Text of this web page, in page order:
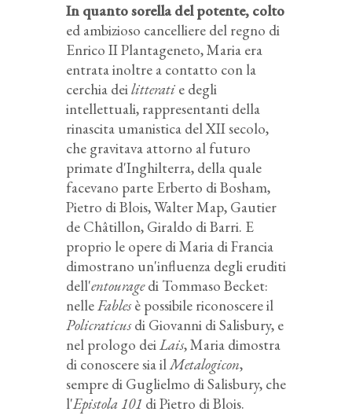
In quanto sorella del potente, colto
ed ambizioso cancelliere del regno di
Enrico II Plantageneto, Maria era
entrata inoltre a contatto con la
cerchia deilitterati e degli
intellettuali, rappresentanti della
rinascita umanistica del XII secolo,
che gravitava attorno al futuro
primate d'Inghilterra, della quale
facevano parte Erberto di Bosham,
Pietro di Blois, Walter Map, Gautier
de Châtillon, Giraldo di Barri. E
proprio le opere di Maria di Francia
dimostrano un'influenza degli eruditi
dell'entouragedi Tommaso Becket:
nelleFablesè possibile riconoscere il
Policraticusdi Giovanni di Salisbury, e
nel prologo deiLais, Maria dimostra
di conoscere sia ilMetalogicon,
sempre di Guglielmo di Salisbury, che
l'Epistola 101 di Pietro di Blois.